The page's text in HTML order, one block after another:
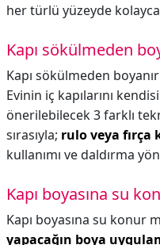
her türlü yüzeyde
Kapı sökülmeden
Kapı sökülmeden boyanır
Evinin iç kapılarını
önerilebilecek 3 farklı
sırasıyla; rulo veya fırça
kullanımı ve daldırma
Kapı boyasına su
Kapı boyasına su konur
yapacağın boya